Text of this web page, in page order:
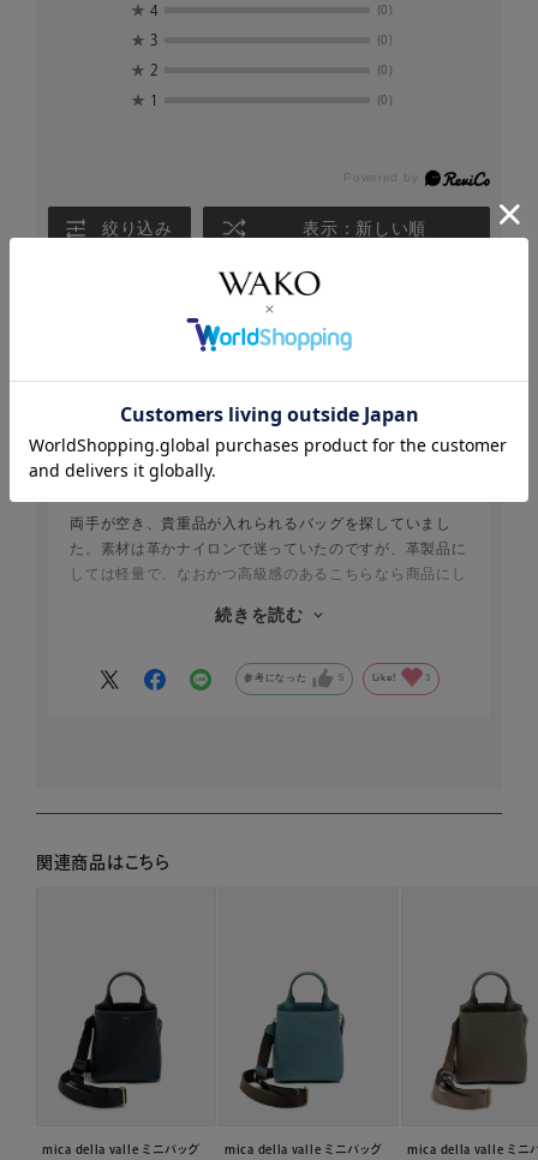
★ 4 (0)
★ 3 (0)
★ 2 (0)
★ 1 (0)
絞り込み 表示：新しい順
買ってよかった
ポポ
年代:40代 性別:女性 お住まいの地域:関東
両手が空き、貴重品が入れられるバッグを探していまし
た。素材は革かナイロンで迷っていたのですが、革製品に
しては軽量で、なおかつ高級感のあるこちらなら商品にし
てしまうのですが、こちらは幅の広いベルトでノンストレ
や取り外しできるポケットも使いやすく重宝しています。
続きを読む
参考になった 5 Like! 3
関連商品はこちら
mica della valle ミニバッグ
mica della valle ミニバッグ
mica della valle ミニ